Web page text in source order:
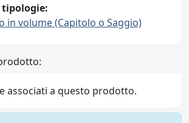
tipologie:
in volume (Capitolo o Saggio)
associati a questo prodotto.